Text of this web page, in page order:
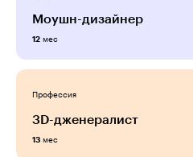
Моушн-дизайнер
12 мес
Профессия
3D-дженералист
13 мес